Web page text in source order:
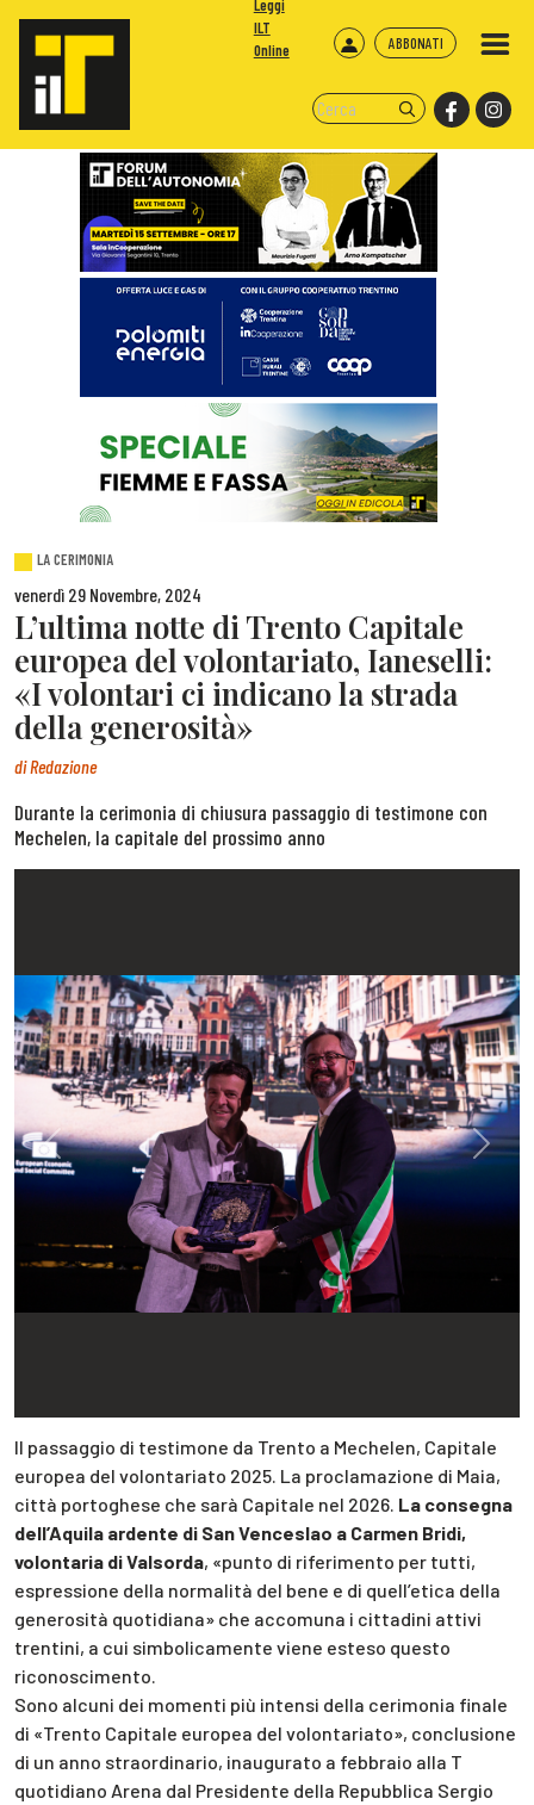
ABBONATI
Leggi
ILT
Online
LA CERIMONIA
venerdì 29 Novembre, 2024
L’ultima notte di Trento Capitale
europea del volontariato, Ianeselli:
«I volontari ci indicano la strada
della generosità»
diRedazione
Durante la cerimonia di chiusura passaggio di testimone con
Mechelen, la capitale del prossimo anno
Previous Next
Il passaggio di testimone da Trento a Mechelen, Capitale
europea del volontariato 2025. La proclamazione di Maia,
città portoghese che sarà Capitale nel 2026. La consegna
dell’Aquila ardente di San Venceslao a Carmen Bridi,
volontaria di Valsorda, «punto di riferimento per tutti,
espressione della normalità del bene e di quell’etica della
generosità quotidiana» che accomuna i cittadini attivi
trentini, a cui simbolicamente viene esteso questo
riconoscimento.
Sono alcuni dei momenti più intensi della cerimonia finale
di «Trento Capitale europea del volontariato», conclusione
di un anno straordinario, inaugurato a febbraio alla T
quotidiano Arena dal Presidente della Repubblica Sergio